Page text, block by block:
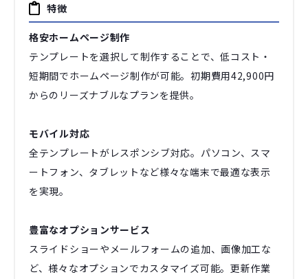
特徴
格安ホームページ制作
テンプレートを選択して制作することで、低コスト・
短期間でホームページ制作が可能。初期費用42,900円
からのリーズナブルなプランを提供。
モバイル対応
全テンプレートがレスポンシブ対応。パソコン、スマ
ートフォン、タブレットなど様々な端末で最適な表示
を実現。
豊富なオプションサービス
スライドショーやメールフォームの追加、画像加工な
ど、様々なオプションでカスタマイズ可能。更新作業